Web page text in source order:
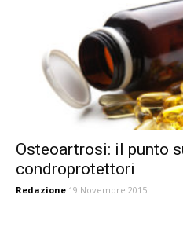
Osteoartrosi: il punto
condroprotettori
Redazione 19 Novembre 2015